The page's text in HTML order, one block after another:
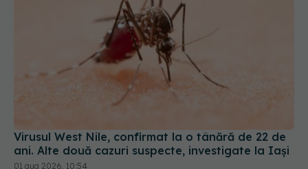
Virusul West Nile, confirmat la o tânără de 22 de
01 aug 2026, 10:54